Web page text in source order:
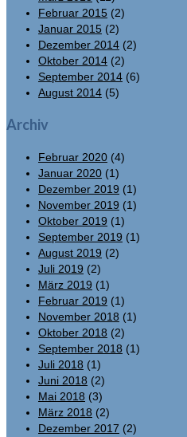
Februar 2015 (2)
Januar 2015 (2)
Dezember 2014 (2)
Oktober 2014 (2)
September 2014 (6)
August 2014 (5)
Archiv
Februar 2020 (4)
Januar 2020 (1)
Dezember 2019 (1)
November 2019 (1)
Oktober 2019 (1)
September 2019 (1)
August 2019 (2)
Juli 2019 (2)
März 2019 (1)
Februar 2019 (1)
November 2018 (1)
Oktober 2018 (2)
September 2018 (1)
Juli 2018 (1)
Juni 2018 (2)
Mai 2018 (3)
März 2018 (2)
Dezember 2017 (2)